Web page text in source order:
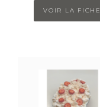
VOIR LA FICHE